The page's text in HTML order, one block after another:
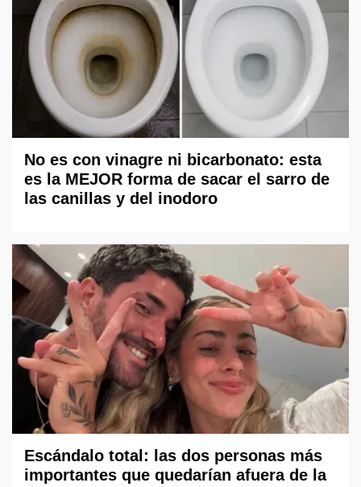
No es con vinagre ni bicarbonato: esta
es la MEJOR forma de sacar el sarro de
las canillas y del inodoro
Escándalo total: las dos personas más
importantes que quedarían afuera de la